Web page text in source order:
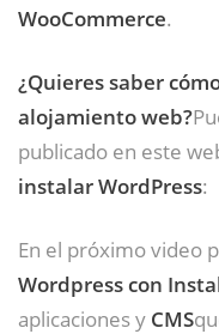
WooCommerce.
¿Quieres saber
alojamiento web?
publicado en este
instalar WordPress:
En el próximo video
Wordpress con
aplicaciones y CMS